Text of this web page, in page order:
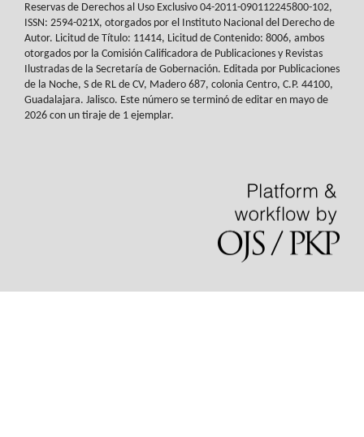
Reservas de Derechos al Uso Exclusivo 04-2011-090112245800-102,
ISSN: 2594-021X, otorgados por el Instituto Nacional del Derecho de
Autor. Licitud de Título: 11414, Licitud de Contenido: 8006, ambos
otorgados por la Comisión Calificadora de Publicaciones y Revistas
Ilustradas de la Secretaría de Gobernación. Editada por Publicaciones
de la Noche, S de RL de CV, Madero 687, colonia Centro, C.P. 44100,
Guadalajara. Jalisco. Este número se terminó de editar en mayo de
2026 con un tiraje de 1 ejemplar.